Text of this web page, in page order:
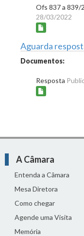
Ofs 837 a 839/
28/03/2022
Aguarda
Documentos:
Resposta
A Câmara
Entenda a Câmara
Mesa Diretora
Como chegar
Agende uma Visita
Memória